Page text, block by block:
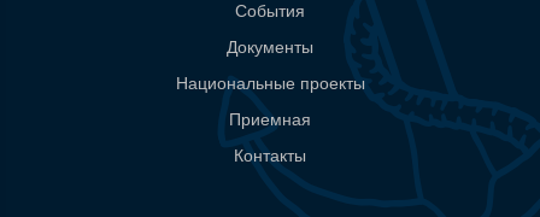
События
Документы
Национальные проекты
Приемная
Контакты